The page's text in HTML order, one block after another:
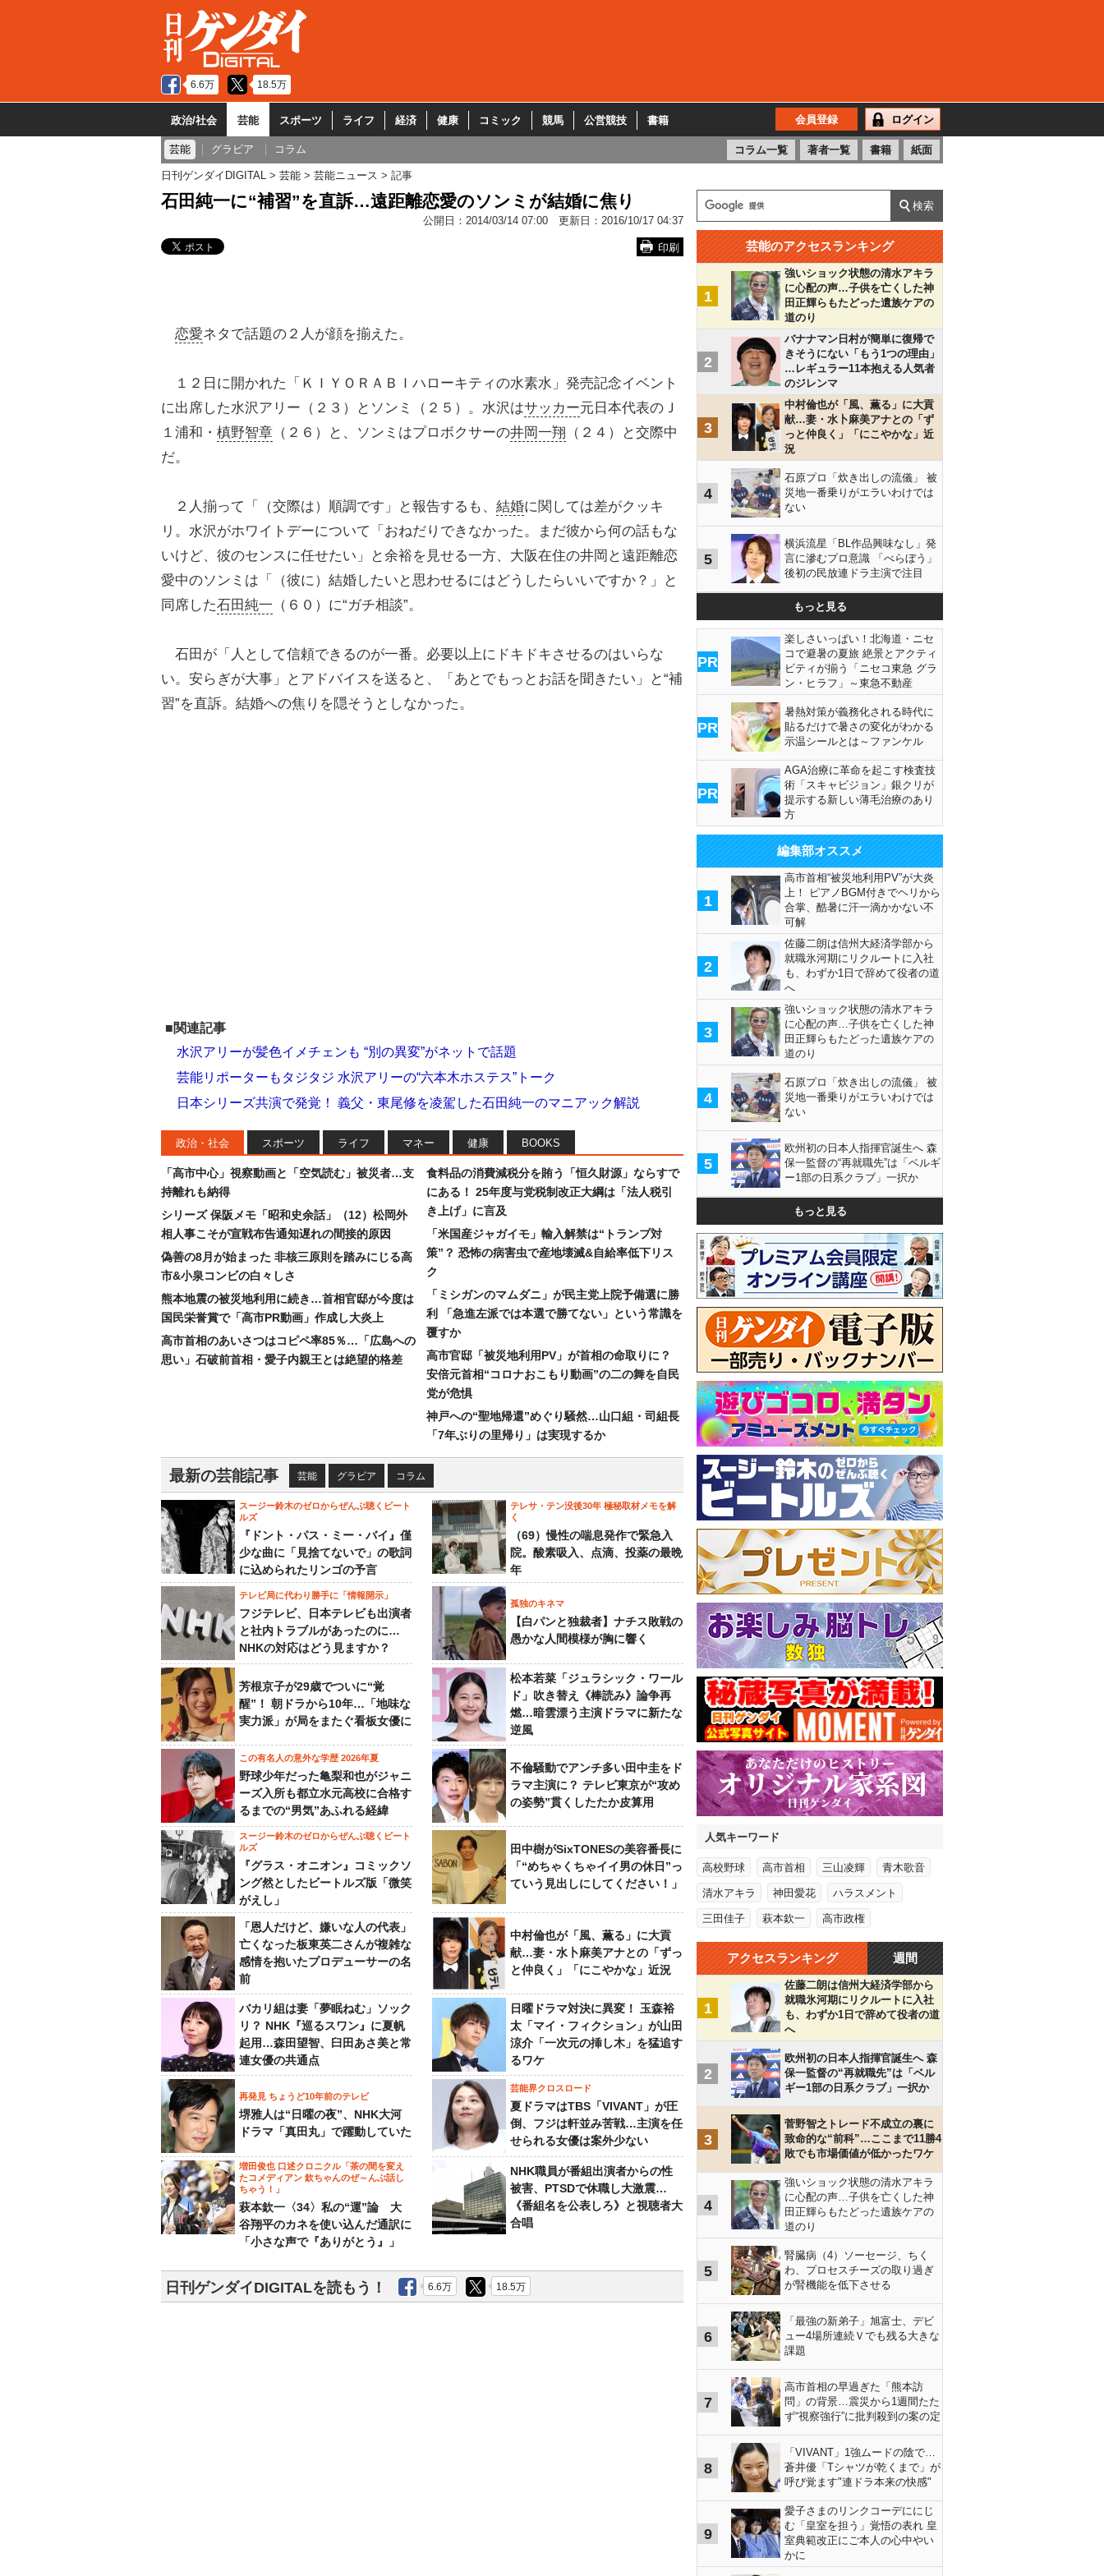
6.6万 18.5万
政治/社会 芸能 スポーツ ライフ 経済 健康 コミック 競馬 公営競技 書籍 会員登録 ログイン
芸能 グラビア コラム コラム一覧 著者一覧 書籍 紙面
日刊ゲンダイDIGITAL 芸能 芸能ニュース 記事
石田純一に“補習”を直訴…遠距離恋愛のソンミが結婚に焦り
公開日： 2014/03/14 07:00 更新日： 2016/10/17 04:37
印刷
恋愛ネタで話題の２人が顔を揃えた。
１２日に開かれた「ＫＩＹＯＲＡＢＩハローキティの水素水」発売記念イベント
に出席した水沢アリー（２３）とソンミ（２５）。水沢はサッカー元日本代表のＪ
１浦和・ 槙野智章 （２６）と、ソンミはプロボクサーの井岡一翔 （２４）と交際中
だ。
２人揃って「（交際は）順調です」と報告するも、 結婚に関しては差がクッキ
リ。水沢がホワイトデーについて「おねだりできなかった。まだ彼から何の話もな
いけど、彼のセンスに任せたい」と余裕を見せる一方、大阪在住の井岡と遠距離恋
愛中のソンミは「（彼に）結婚したいと思わせるにはどうしたらいいですか？」と
同席した石田純一 （６０）に“ガチ相談”。
石田が「人として信頼できるのが一番。必要以上にドキドキさせるのはいらな
い。安らぎが大事」とアドバイスを送ると、「あとでもっとお話を聞きたい」と“補
習”を直訴。結婚への焦りを隠そうとしなかった。
■関連記事
水沢アリーが髪色イメチェンも “別の異変”がネットで話題
芸能リポーターもタジタジ 水沢アリーの“六本木ホステス”トーク
日本シリーズ共演で発覚！ 義父・東尾修を凌駕した石田純一のマニアック解説
政治・社会 スポーツ ライフ マネー 健康 BOOKS
「高市中心」視察動画と「空気読む」被災者…支
持離れも納得
シリーズ 保阪メモ「昭和史余話」（12）松岡外
相人事こそが宣戦布告通知遅れの間接的原因
偽善の8月が始まった 非核三原則を踏みにじる高
市&小泉コンビの白々しさ
熊本地震の被災地利用に続き…首相官邸が今度は
国民栄誉賞で「高市PR動画」作成し大炎上
高市首相のあいさつはコピペ率85％…「広島への
思い」石破前首相・愛子内親王とは絶望的格差
食料品の消費減税分を賄う「恒久財源」ならすで
にある！ 25年度与党税制改正大綱は「法人税引
き上げ」に言及
「米国産ジャガイモ」輸入解禁は“トランプ対
策”？ 恐怖の病害虫で産地壊滅&自給率低下リス
ク
「ミシガンのマムダニ」が民主党上院予備選に勝
利 「急進左派では本選で勝てない」という常識を
覆すか
高市官邸「被災地利用PV」が首相の命取りに？
安倍元首相“コロナおこもり動画”の二の舞を自民
党が危惧
神戸への“聖地帰還”めぐり騒然…山口組・司組長
「7年ぶりの里帰り」は実現するか
最新の芸能記事 芸能 グラビア コラム
スージー鈴木のゼロからぜんぶ聴くビート
ルズ
『ドント・パス・ミー・バイ』僅
少な曲に「見捨てないで」の歌詞
に込められたリンゴの予言
テレサ・テン没後30年 極秘取材メモを解
く
（69）慢性の喘息発作で緊急入
院。酸素吸入、点滴、投薬の最晩
年
テレビ局に代わり勝手に「情報開示」
フジテレビ、日本テレビも出演者
と社内トラブルがあったのに…
NHKの対応はどう見ますか？
孤独のキネマ
【白パンと独裁者】ナチス敗戦の
愚かな人間模様が胸に響く
芳根京子が29歳でついに“覚
醒”！ 朝ドラから10年…「地味な
実力派」が局をまたぐ看板女優に
松本若菜「ジュラシック・ワール
ド」吹き替え《棒読み》論争再
燃…暗雲漂う主演ドラマに新たな
逆風
この有名人の意外な学歴 2026年夏
野球少年だった亀梨和也がジャニ
ーズ入所も都立水元高校に合格す
るまでの“男気”あふれる経緯
不倫騒動でアンチ多い田中圭をド
ラマ主演に？ テレビ東京が“攻め
の姿勢”貫くしたたか皮算用
スージー鈴木のゼロからぜんぶ聴くビート
ルズ
『グラス・オニオン』コミックソ
ング然としたビートルズ版「微笑
がえし」
田中樹がSixTONESの美容番長に
「“めちゃくちゃイイ男の休日”っ
ていう見出しにしてください！」
「恩人だけど、嫌いな人の代表」
亡くなった板東英二さんが複雑な
感情を抱いたプロデューサーの名
前
中村倫也が「風、薫る」に大貢
献…妻・水卜麻美アナとの「ずっ
と仲良く」「にこやかな」近況
バカリ組は妻「夢眠ねむ」ソック
リ？ NHK『巡るスワン』に夏帆
起用…森田望智、臼田あさ美と常
連女優の共通点
日曜ドラマ対決に異変！ 玉森裕
太「マイ・フィクション」が山田
涼介「一次元の挿し木」を猛追す
るワケ
再発見 ちょうど10年前のテレビ
堺雅人は“日曜の夜”、NHK大河
ドラマ「真田丸」で躍動していた
芸能界クロスロード
夏ドラマはTBS「VIVANT」が圧
倒、フジは軒並み苦戦…主演を任
せられる女優は案外少ない
増田俊也 口述クロニクル「茶の間を変え
たコメディアン 欽ちゃんのぜ～んぶ話し
ちゃう！」
萩本欽一〈34〉私の“運”論 大
谷翔平のカネを使い込んだ通訳に
「小さな声で『ありがとう』」
NHK職員が番組出演者からの性
被害、PTSDで休職し大激震…
《番組名を公表しろ》と視聴者大
合唱
日刊ゲンダイDIGITALを読もう！ 6.6万 18.5万
芸能のアクセスランキング
1
強いショック状態の清水アキラ
に心配の声…子供を亡くした神
田正輝らもたどった遺族ケアの
道のり
2
バナナマン日村が簡単に復帰で
きそうにない「もう1つの理由」
…レギュラー11本抱える人気者
のジレンマ
3
中村倫也が「風、薫る」に大貢
献…妻・水卜麻美アナとの「ず
っと仲良く」「にこやかな」近
況
4
石原プロ「炊き出しの流儀」 被
災地一番乗りがエラいわけでは
ない
5
横浜流星「BL作品興味なし」発
言に滲むプロ意識 「べらぼう」
後初の民放連ドラ主演で注目
もっと見る
PR
楽しさいっぱい！北海道・ニセ
コで避暑の夏旅 絶景とアクティ
ビティが揃う「ニセコ東急 グラ
ン・ヒラフ」～東急不動産
PR
暑熱対策が義務化される時代に
貼るだけで暑さの変化がわかる
示温シールとは～ファンケル
PR
AGA治療に革命を起こす検査技
術「スキャビジョン」銀クリが
提示する新しい薄毛治療のあり
方
編集部オススメ
1
高市首相“被災地利用PV”が大炎
上！ ピアノBGM付きでヘリから
合掌、酷暑に汗一滴かかない不
可解
2
佐藤二朗は信州大経済学部から
就職氷河期にリクルートに入社
も、わずか1日で辞めて役者の道
へ
3
強いショック状態の清水アキラ
に心配の声…子供を亡くした神
田正輝らもたどった遺族ケアの
道のり
4
石原プロ「炊き出しの流儀」 被
災地一番乗りがエラいわけでは
ない
5
欧州初の日本人指揮官誕生へ 森
保一監督の“再就職先”は「ベルギ
ー1部の日系クラブ」一択か
もっと見る
人気キーワード
高校野球 高市首相 三山凌輝 青木歌音
清水アキラ 神田愛花 ハラスメント
三田佳子 萩本欽一 高市政権
アクセスランキング 週間
1
佐藤二朗は信州大経済学部から
就職氷河期にリクルートに入社
も、わずか1日で辞めて役者の道
へ
2
欧州初の日本人指揮官誕生へ 森
保一監督の“再就職先”は「ベル
ギー1部の日系クラブ」一択か
3
菅野智之トレード不成立の裏に
致命的な“前科”…ここまで11勝4
敗でも市場価値が低かったワケ
4
強いショック状態の清水アキラ
に心配の声…子供を亡くした神
田正輝らもたどった遺族ケアの
道のり
5
腎臓病（4）ソーセージ、ちく
わ、プロセスチーズの取り過ぎ
が腎機能を低下させる
6
「最強の新弟子」旭富士、デビ
ュー4場所連続Ｖでも残る大きな
課題
7
高市首相の早過ぎた「熊本訪
問」の背景…震災から1週間たた
ず“視察強行”に批判殺到の案の定
8
「VIVANT」1強ムードの陰で…
蒼井優「Tシャツが乾くまで」が
呼び覚ます"連ドラ本来の快感"
9
愛子さまのリンクコーデににじ
む「皇室を担う」覚悟の表れ 皇
室典範改正にご本人の心中やい
かに